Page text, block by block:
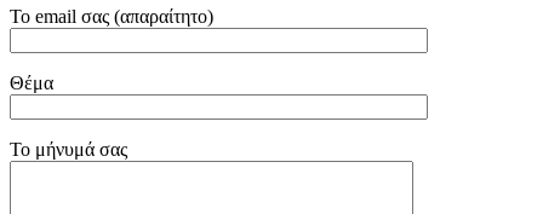
Το email σας (απαραίτητο)
Θέμα
Το μήνυμά σας